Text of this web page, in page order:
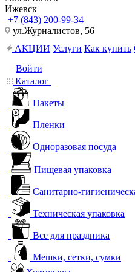
Ижевск
+7 (843) 200-99-34
ул.Журналистов, 56
АКЦИИ Услуги Как купить
Войти
Каталог
Пакеты
Пленки
Одноразовая посуда
Пищевая упаковка
Санитарно-
Техническая упаковка
Все для праздника
Мешки, сетки, сумки